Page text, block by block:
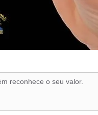
reconhece o seu valor.